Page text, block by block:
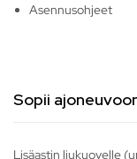
Asennusohjeet
Sopii
Lisäastin liukuovelle